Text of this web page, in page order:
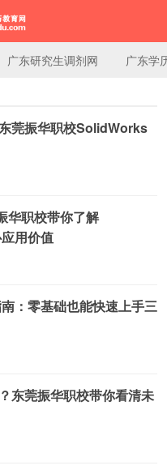
网
广东研究生调剂网 广东学
莞振华职校SolidWorks
华职校带你了解
用价值
：零基础也能快速上手三
东莞振华职校带你看清未